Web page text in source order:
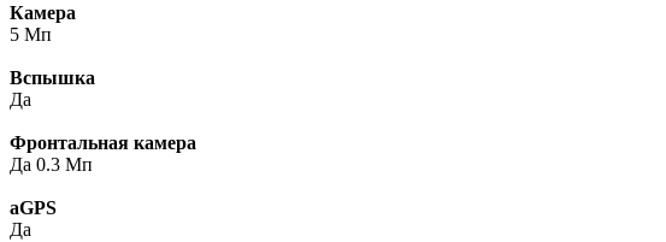
Камера
5 Мп
Вспышка
Да
Фронтальная камера
Да 0.3 Мп
aGPS
Да